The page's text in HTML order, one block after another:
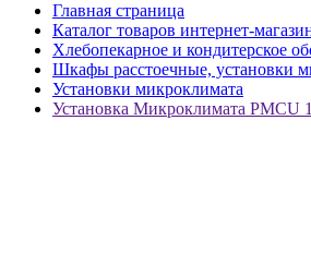
Главная страница
Каталог товаров интернет-
Хлебопекарное и кондитерское
Шкафы расстоечные, установки
Установки микроклимата
Установка Микроклимата PMCU